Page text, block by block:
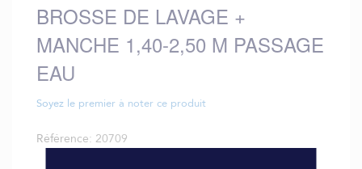
the
beginning
of
the
images
BROSSE DE LAVAGE +
MANCHE 1,40-2,50 M PASSAGE
EAU
Soyez le premier à noter ce produit
Référence 20709